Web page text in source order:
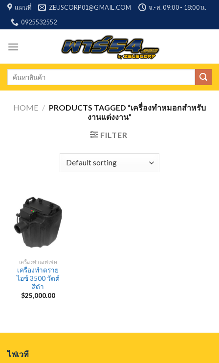
Skip
content
แผนที่ ZEUSCORP01@GMAIL.COM
จ.-ส. 09:00 - 18:00 น.
0925532552
Search
HOME / PRODUCTS TAGGED “เครื่องทำหมอกสำหรับ
งานแต่งงาน”
FILTER
เครื่องทำเอฟเฟค
เครื่องทำดราย
ไอซ์ 3500 วัตต์
สีดำ
$25,000.00
ไฟเวที